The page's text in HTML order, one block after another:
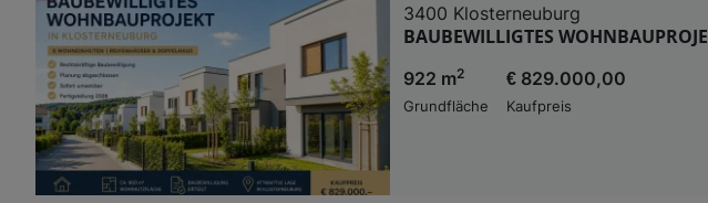
3400 Klosterneuburg
BAUBEWILLIGTES
922 m2
Grundfläche
€ 829.000,00
Kaufpreis